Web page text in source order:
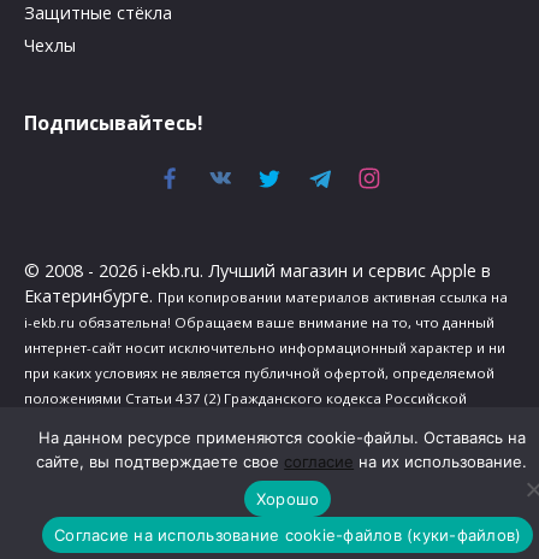
Защитные стёкла
Чехлы
Подписывайтесь!
© 2008 - 2026 i-ekb.ru. Лучший магазин и сервис Apple в
Екатеринбурге. При копировании материалов активная ссылка на
i-ekb.ru обязательна! Обращаем ваше внимание на то, что данный
интернет-сайт носит исключительно информационный характер и ни
при каких условиях не является публичной офертой, определяемой
положениями Статьи 437 (2) Гражданского кодекса Российской
Политика в отношении обработки персональных данных .
Сведения о реализуемых требованиях к защите персональных
На данном ресурсе применяются cookie-файлы. Оставаясь на
сайте, вы подтверждаете свое согласие на их использование.
Хорошо
Согласие на использование cookie-файлов (куки-файлов)